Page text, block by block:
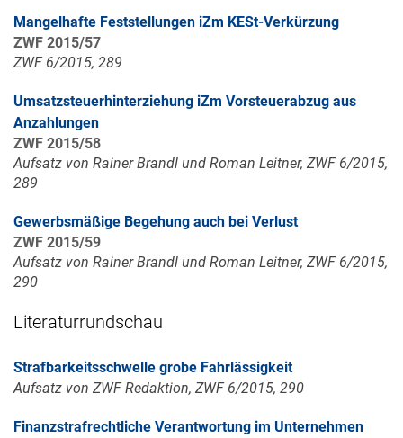
Mangelhafte Feststellungen iZm KESt-Verkürzung
ZWF 2015/57
ZWF 6/2015, 289
Umsatzsteuerhinterziehung iZm Vorsteuerabzug aus
Anzahlungen
ZWF 2015/58
Aufsatz von Rainer Brandl und Roman Leitner, ZWF 6/2015,
289
Gewerbsmäßige Begehung auch bei Verlust
ZWF 2015/59
Aufsatz von Rainer Brandl und Roman Leitner, ZWF 6/2015,
290
Literaturrundschau
Strafbarkeitsschwelle grobe Fahrlässigkeit
Aufsatz von ZWF Redaktion, ZWF 6/2015, 290
Finanzstrafrechtliche Verantwortung im Unternehmen